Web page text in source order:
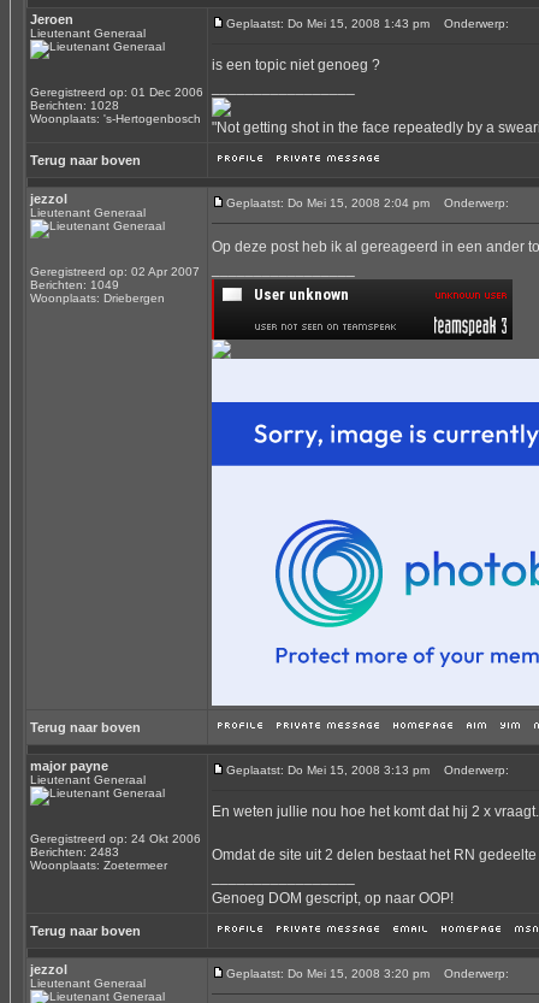
Jeroen
Lieutenant Generaal
Geregistreerd op: 01 Dec 2006
Berichten: 1028
Woonplaats: 's-Hertogenbosch
Geplaatst: Do Mei 15, 2008 1:43 pm Onderwerp:
is een topic niet genoeg ?
"Not getting shot in the face repeatedly by a
Terug naar boven
jezzol
Lieutenant Generaal
Geregistreerd op: 02 Apr 2007
Berichten: 1049
Woonplaats: Driebergen
Geplaatst: Do Mei 15, 2008 2:04 pm Onderwerp:
Op deze post heb ik al gereageerd in een ander
Terug naar boven
major payne
Lieutenant Generaal
Geregistreerd op: 24 Okt 2006
Berichten: 2483
Woonplaats: Zoetermeer
Geplaatst: Do Mei 15, 2008 3:13 pm Onderwerp:
En weten jullie nou hoe het komt dat hij 2 x vraagt.
Omdat de site uit 2 delen bestaat het RN
Genoeg DOM gescript, op naar OOP!
Terug naar boven
jezzol
Lieutenant Generaal
Geplaatst: Do Mei 15, 2008 3:20 pm Onderwerp: